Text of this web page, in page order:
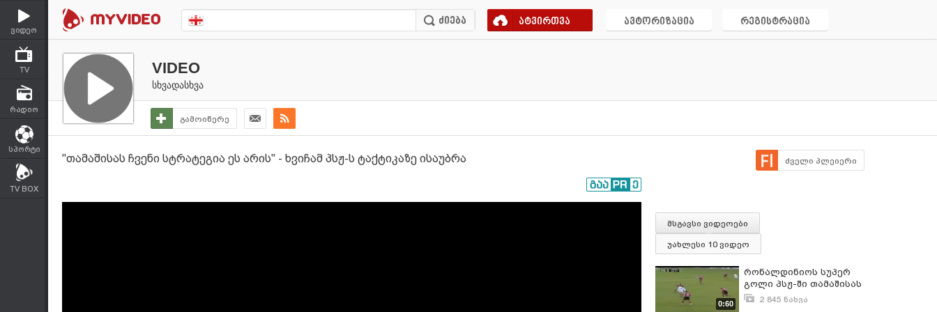
ვიდეო
TV
რადიო
სპორტი
TV BOX
ატვირთვა ავტორიზაცია რეგისტრაცია
VIDEO
სხვადასხვა
გამოიწერე
''თამაშისას ჩვენი სტრატეგია ეს არის'' - ხვიჩამ პსჟ-ს ტაქტიკაზე ისაუბრა ძველი პლეიერი
მსგავსი ვიდეოები
უახლესი 10 ვიდეო
0:60
რონალდინიოს სუპერ
გოლი პსჟ-ში თამაშისას
2 845 ნახვა